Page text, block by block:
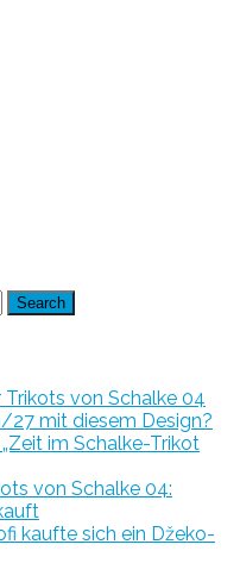
von Schalke 04
27 mit diesem Design?
im Schalke-Trikot
von Schalke 04:
kaufte sich ein Džeko-